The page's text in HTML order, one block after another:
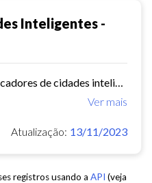
Inteligentes -
Ver mais
Atualização: 13/11/2023
registros usando a API (veja